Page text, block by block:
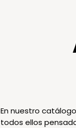
En nuestro
todos ellos